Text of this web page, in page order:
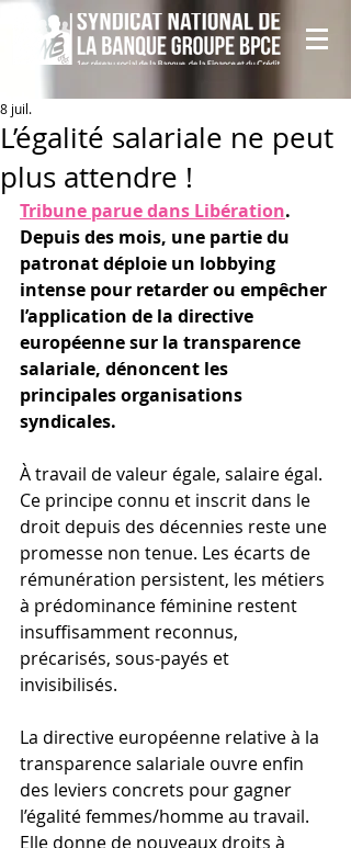
L’égalité salariale ne peut
plus attendre !
8 juil.
Tribune parue dans Libération.
Depuis des mois, une partie du
patronat déploie un lobbying
intense pour retarder ou empêcher
l’application de la directive
européenne sur la transparence
salariale, dénoncent les
principales organisations
syndicales.
À travail de valeur égale, salaire égal.
Ce principe connu et inscrit dans le
droit depuis des décennies reste une
promesse non tenue. Les écarts de
rémunération persistent, les métiers
à prédominance féminine restent
insuffisamment reconnus,
précarisés, sous-payés et
invisibilisés.
La directive européenne relative à la
transparence salariale ouvre enfin
des leviers concrets pour gagner
l’égalité femmes/homme au travail.
Elle donne de nouveaux droits à